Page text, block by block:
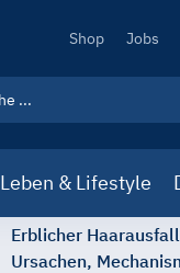
Secondary
Shop Jobs
Leben & Lifestyle
Erblicher
Ursachen,